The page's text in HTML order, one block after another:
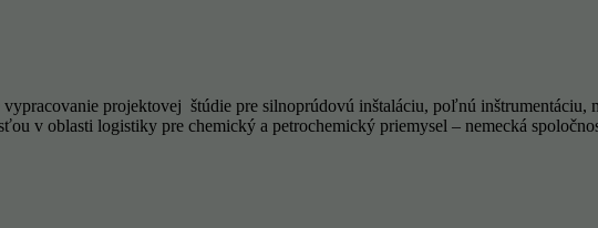
projektovej štúdie pre silnoprúdovú inštaláciu, poľnú
v oblasti logistiky pre chemický a petrochemický priemysel – nemecká